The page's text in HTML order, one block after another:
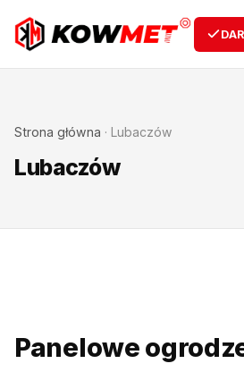
Strona główna · Lubaczów
Lubaczów
Panelowe